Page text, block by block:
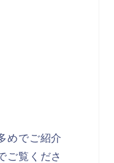
めでご紹介
ご覧くださ